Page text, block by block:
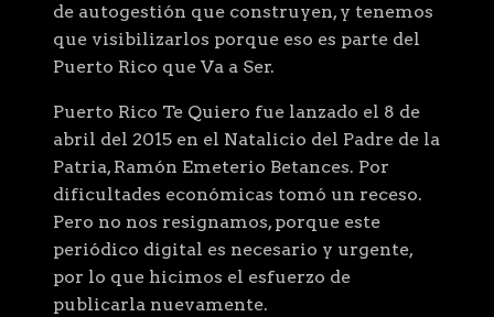
de autogestión que construyen, y tenemos
que visibilizarlos porque eso es parte del
Puerto Rico que Va a Ser.
Puerto Rico Te Quiero fue lanzado el 8 de
abril del 2015 en el Natalicio del Padre de la
Patria, Ramón Emeterio Betances. Por
dificultades económicas tomó un receso.
Pero no nos resignamos, porque este
periódico digital es necesario y urgente,
por lo que hicimos el esfuerzo de
publicarla nuevamente.